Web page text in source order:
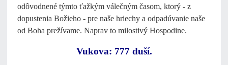
odôvodnené týmto ťažkým válečným časom, ktorý - z
dopustenia Božieho - pre naše hriechy a odpadúvanie naše
od Boha prežívame. Naprav to milostivý Hospodine.
Vukova: 777 duší.